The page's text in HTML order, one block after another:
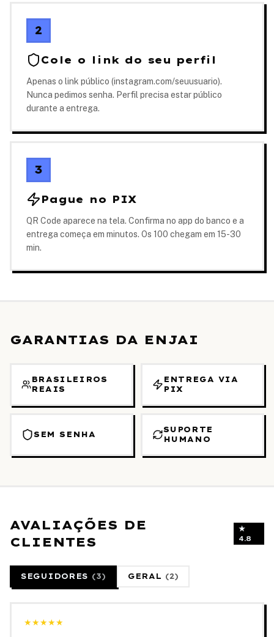
2
Cole o link do seu perfil
Apenas o link público (instagram.com/seuusuario).
Nunca pedimos senha. Perfil precisa estar público
durante a entrega.
3
Pague no PIX
QR Code aparece na tela. Confirma no app do banco e a
entrega começa em minutos. Os 100 chegam em 15-30
min.
GARANTIAS DA ENJAI
BRASILEIROS
REAIS
ENTREGA VIA
PIX
SEM SENHA
SUPORTE
HUMANO
AVALIAÇÕES DE
CLIENTES
★
4.8
SEGUIDORES (3) GERAL (2)
★★★★★